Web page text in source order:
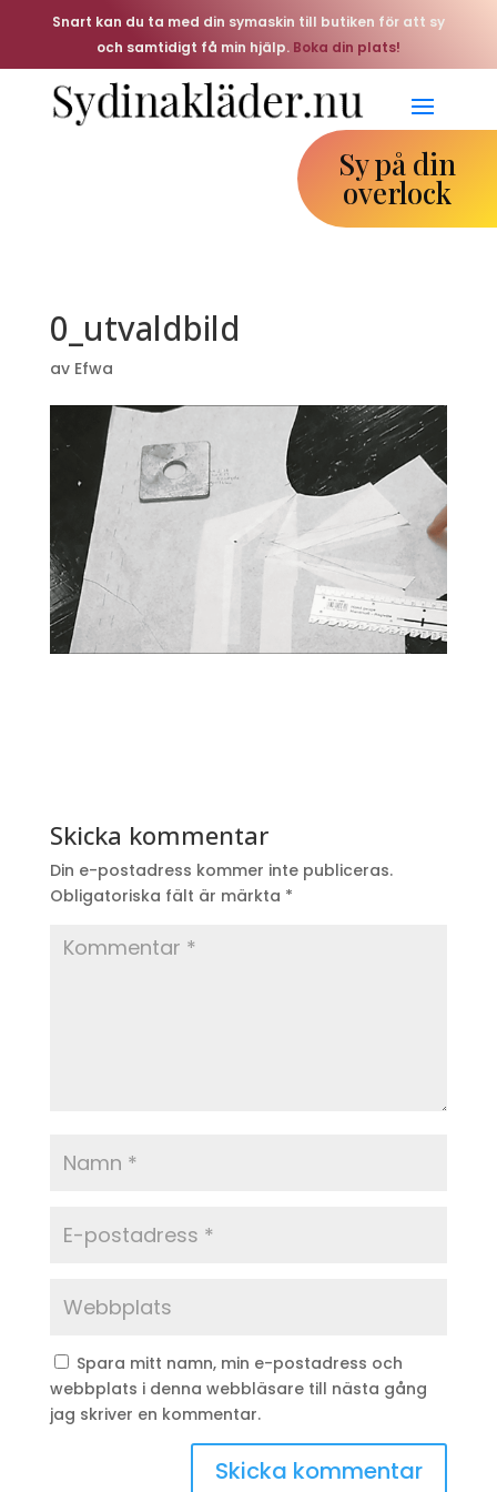
Snart kan du ta med din symaskin till butiken för att sy
och samtidigt få min hjälp. Boka din plats!
Sy på din
overlock
0_utvaldbild
av Efwa
Skicka kommentar
Din e-postadress kommer inte publiceras.
Obligatoriska fält är märkta *
Spara mitt namn, min e-postadress och
webbplats i denna webbläsare till nästa gång
jag skriver en kommentar.